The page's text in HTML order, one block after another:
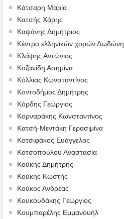
Κάτσαρη Μαρία
Κατσής Χάρης
Καψάνης Δημήτριος
Κέντρο ελληνικών χορών Δωδώνη
Κλάψης Αντώνιος
Κοζανίδη Ασημίνα
Κόλλιας Κωνσταντίνος
Κοντοδήμος Δημήτρης
Κόρδης Γεώργιος
Κορναράκης Κωνσταντίνος
Κατσή-Μεντάκη Γερασιμίνα
Κοτσιφάκος Ευάγγελος
Κοτσοπούλου Αναστασία
Κούκης Δημήτρης
Κούκης Κωστής
Κούκος Ανδρέας
Κουκουδάκης Γεώργιος
Κουμπαρέλης Εμμανουήλ